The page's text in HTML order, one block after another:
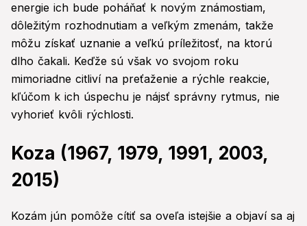
energie ich bude poháňať k novým známostiam,
dôležitým rozhodnutiam a veľkým zmenám, takže
môžu získať uznanie a veľkú príležitosť, na ktorú
dlho čakali. Keďže sú však vo svojom roku
mimoriadne citliví na preťaženie a rýchle reakcie,
kľúčom k ich úspechu je nájsť správny rytmus, nie
vyhorieť kvôli rýchlosti.
Koza (1967, 1979, 1991, 2003,
2015)
Kozám jún pomôže cítiť sa oveľa istejšie a objaví sa aj